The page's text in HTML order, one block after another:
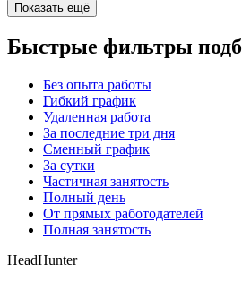
Показать ещё
Быстрые фильтры
Без опыта работы
Гибкий график
Удаленная работа
За последние три дня
Сменный график
За сутки
Частичная занятость
Полный день
От прямых работодателей
Полная занятость
HeadHunter